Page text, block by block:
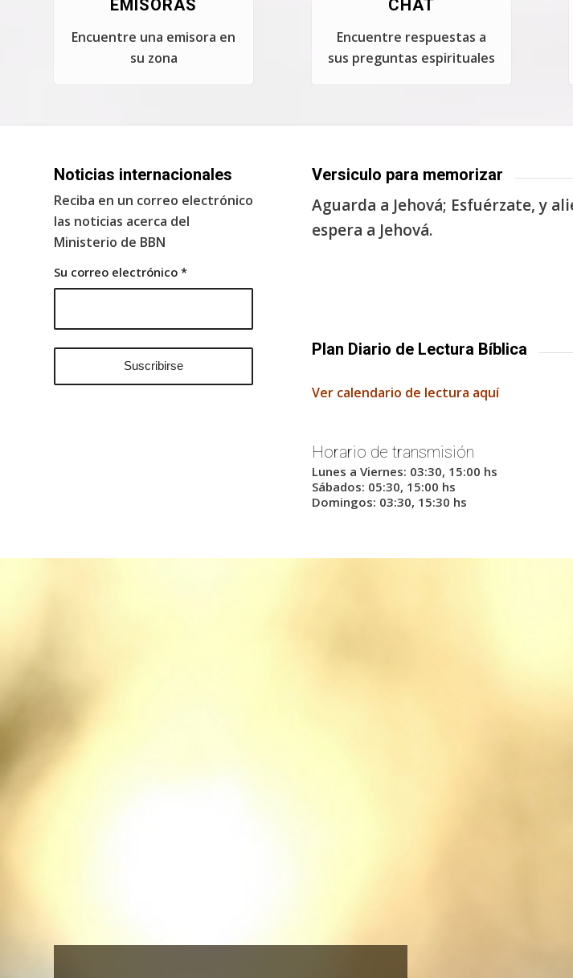
EMISORAS
Encuentre una emisora en
su zona
CHAT
Encuentre respuestas a
sus preguntas espirituales
Noticias internacionales
Reciba en un correo electrónico
las noticias acerca del
Ministerio de BBN
Su correo electrónico *
Versiculo para memorizar
Aguarda a Jehová; Esfuérzate, y
espera a Jehová.
Plan Diario de Lectura Bíblica
Ver calendario de lectura aquí
Horario de transmisión
Lunes a Viernes: 03:30, 15:00 hs
Sábados: 05:30, 15:00 hs
Domingos: 03:30, 15:30 hs